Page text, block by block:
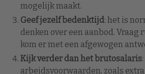
mogelijk maakt.
Geef jezelf bedenktijd: het is
denken over een aanbod. Vraag
kom er met een afgewogen
Kijk verder dan het brutosalaris
arbeidsvoorwaarden, zoals